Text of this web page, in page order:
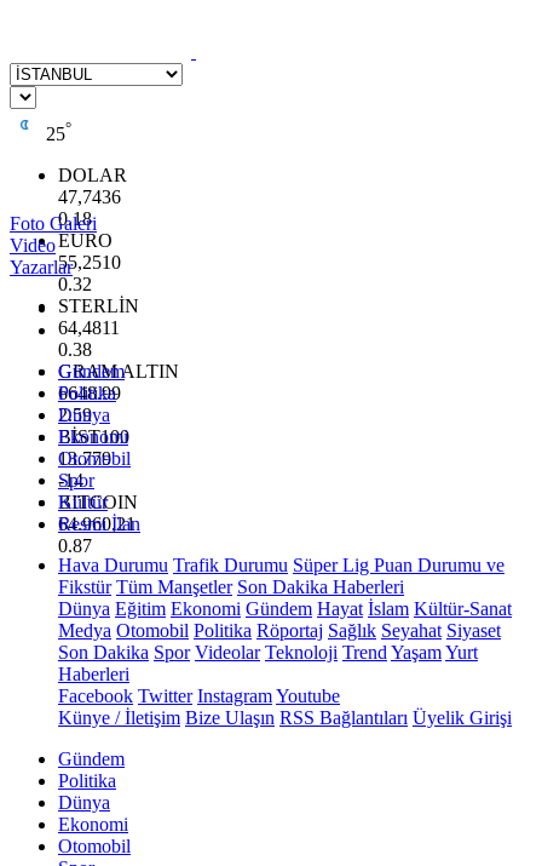
25°
DOLAR
47,7436
0.18
EURO
55,2510
0.32
STERLİN
64,4811
0.38
GRAM ALTIN
6648.99
2.59
BİST100
13.779
-14
BITCOIN
64.960,21
0.87
Foto Galeri
Video
Yazarlar
Gündem
Politika
Dünya
Ekonomi
Otomobil
Spor
Kültür
Resmi İlan
Hava Durumu Trafik Durumu Süper Lig Puan Durumu ve
Fikstür Tüm Manşetler Son Dakika Haberleri
Dünya Eğitim Ekonomi Gündem Hayat İslam Kültür-Sanat
Medya Otomobil Politika Röportaj Sağlık Seyahat Siyaset
Son Dakika Spor Videolar Teknoloji Trend YaşamYurt
Haberleri
Facebook Twitter InstagramYoutube
Künye / İletişim Bize Ulaşın RSS Bağlantıları Üyelik Girişi
Gündem
Politika
Dünya
Ekonomi
Otomobil